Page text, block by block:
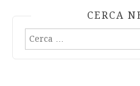
CERCA
Ricerca
per: